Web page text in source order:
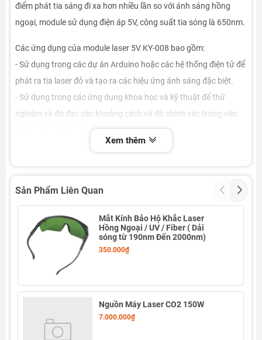
điểm phát tia sáng đi xa hơn nhiều lần so với ánh sáng hồng
ngoại, module sử dụng điện áp 5V, công suất tia sóng là 650nm.
Các ứng dụng của module laser 5V KY-008 bao gồm:
- Sử dụng trong các dự án Arduino hoặc các hệ thống điện tử để
phát ra tia laser đỏ và tạo ra các hiệu ứng ánh sáng đặc biệt.
- Sử dụng trong các ứng dụng khoa học và kỹ thuật để thử
nghiệm và đo đạc các khoảng cách và độ chính xác trong việc
định vị hoặc đo lường.
- Sử dụng trong các dự án nghệ thuật, như tạo ra các hiệu ứng
- Sử dụng trong các ứng dụng an ninh, như cảnh báo chống
trộm hoặc phát hiện chuyển động.
- Với tính linh hoạt và dễ sử dụng, module laser 5V KY-008 là một
phần quan trọng trong các dự án điện tử và được sử dụng rộng
rãi trong nhiều lĩnh vực khác nhau.
Xem thêm
Sản Phẩm Liên Quan
Mắt Kính Bảo Hộ Khắc Laser
Hồng Ngoại / UV / Fiber ( Dải
sóng từ 190nm Đến 2000nm)
350.000₫
Nguồn Máy Laser CO2 150W
7.000.000₫